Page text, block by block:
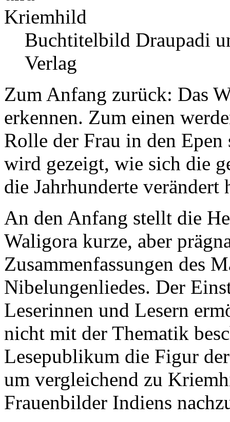
Buchtitelbild Draupadi
Verlag
Zum Anfang zurück: Das
erkennen. Zum einen
Rolle der Frau in den Epen
wird gezeigt, wie sich die
die Jahrhunderte verändert
An den Anfang stellt die
Waligora kurze, aber
Zusammenfassungen des
Nibelungenliedes. Der
Leserinnen und Lesern
nicht mit der Thematik
Lesepublikum die Figur
um vergleichend zu
Frauenbilder Indiens